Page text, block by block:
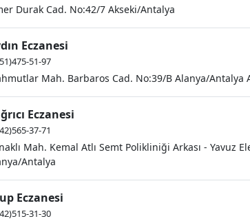
Durak Cad. No:42/7 Akseki/Antalya
Eczanesi
51-97
Mah. Barbaros Cad. No:39/B Alanya/Antalya
Eczanesi
37-71
Mah. Kemal Atlı Semt Polikliniği Arkası - Yavuz
Antalya
Eczanesi
31-30